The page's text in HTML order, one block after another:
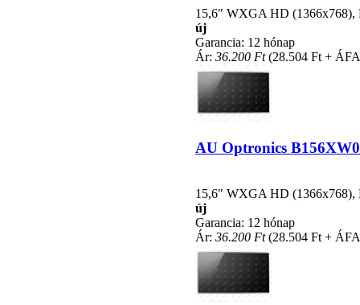
15,6" WXGA HD (1366x768),
új
Garancia: 12 hónap
Ár: 36.200 Ft(28.504 Ft +
AU Optronics
15,6" WXGA HD (1366x768),
új
Garancia: 12 hónap
Ár: 36.200 Ft(28.504 Ft +